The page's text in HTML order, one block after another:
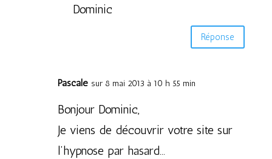
Dominic
Réponse
Pascale sur 8 mai 2013 à 10 h 55 min
Bonjour Dominic,
Je viens de découvrir votre site sur
l’hypnose par hasard…